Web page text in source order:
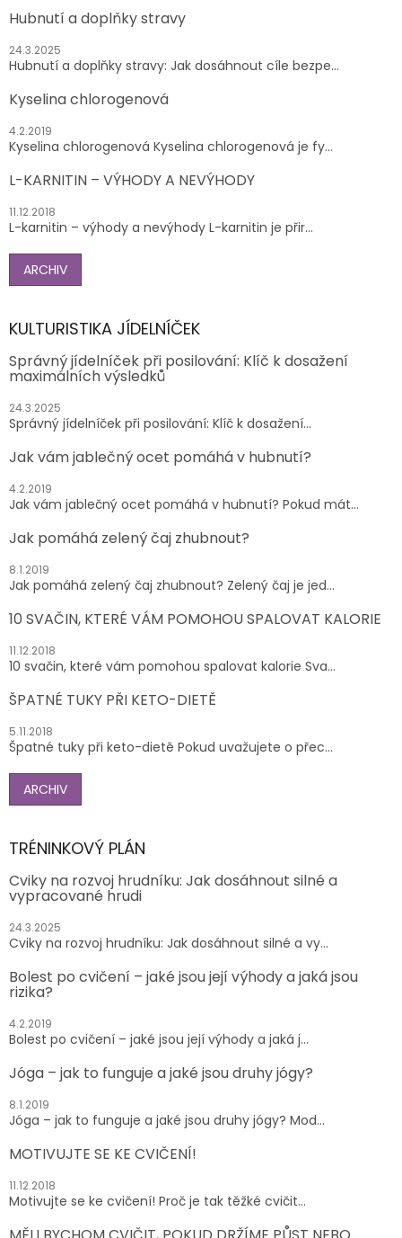
Hubnutí a doplňky stravy
24.3.2025
Hubnutí a doplňky stravy: Jak dosáhnout cíle bezpe...
Kyselina chlorogenová
4.2.2019
Kyselina chlorogenová Kyselina chlorogenová je fy...
L-KARNITIN – VÝHODY A NEVÝHODY
11.12.2018
L-karnitin – výhody a nevýhody L-karnitin je přir...
ARCHIV
KULTURISTIKA JÍDELNÍČEK
Správný jídelníček při posilování: Klíč k dosažení
maximálních výsledků
24.3.2025
Správný jídelníček při posilování: Klíč k dosažení...
Jak vám jablečný ocet pomáhá v hubnutí?
4.2.2019
Jak vám jablečný ocet pomáhá v hubnutí? Pokud mát...
Jak pomáhá zelený čaj zhubnout?
8.1.2019
Jak pomáhá zelený čaj zhubnout? Zelený čaj je jed...
10 SVAČIN, KTERÉ VÁM POMOHOU SPALOVAT KALORIE
11.12.2018
10 svačin, které vám pomohou spalovat kalorie Sva...
ŠPATNÉ TUKY PŘI KETO-DIETĚ
5.11.2018
Špatné tuky při keto-dietě Pokud uvažujete o přec...
ARCHIV
TRÉNINKOVÝ PLÁN
Cviky na rozvoj hrudníku: Jak dosáhnout silné a
vypracované hrudi
24.3.2025
Cviky na rozvoj hrudníku: Jak dosáhnout silné a vy...
Bolest po cvičení – jaké jsou její výhody a jaká jsou
rizika?
4.2.2019
Bolest po cvičení – jaké jsou její výhody a jaká j...
Jóga – jak to funguje a jaké jsou druhy jógy?
8.1.2019
Jóga – jak to funguje a jaké jsou druhy jógy? Mod...
MOTIVUJTE SE KE CVIČENÍ!
11.12.2018
Motivujte se ke cvičení! Proč je tak těžké cvičit...